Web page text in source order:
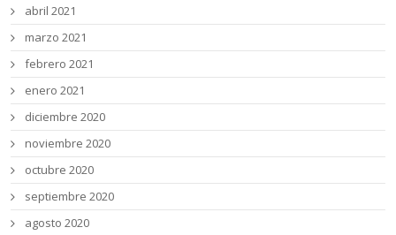
abril 2021
marzo 2021
febrero 2021
enero 2021
diciembre 2020
noviembre 2020
octubre 2020
septiembre 2020
agosto 2020